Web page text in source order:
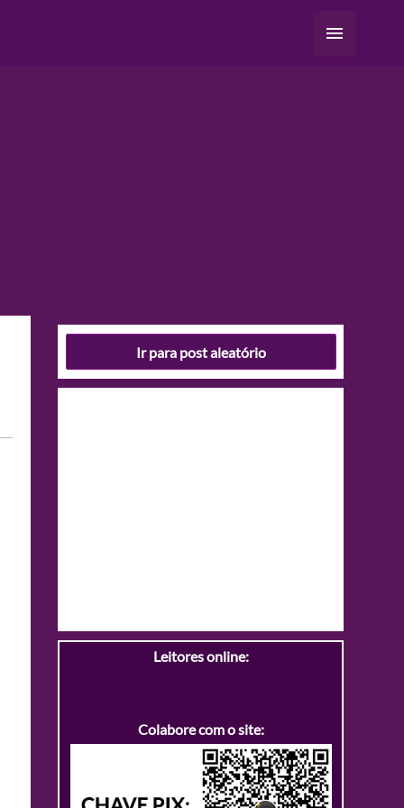
Menu
Ir para post aleatório
Leitores online:
Colabore com o site: